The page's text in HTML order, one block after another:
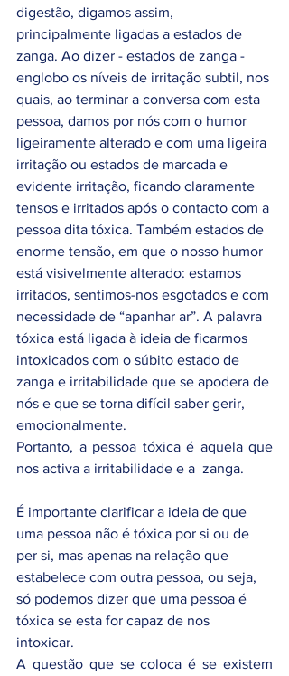
digestão, digamos assim,
principalmente ligadas a estados de
zanga. Ao dizer - estados de zanga -
englobo os níveis de irritação subtil, nos
quais, ao terminar a conversa com esta
pessoa, damos por nós com o humor
ligeiramente alterado e com uma ligeira
irritação ou estados de marcada e
evidente irritação, ficando claramente
tensos e irritados após o contacto com a
pessoa dita tóxica. Também estados de
enorme tensão, em que o nosso humor
está visivelmente alterado: estamos
irritados, sentimos-nos esgotados e com
necessidade de “apanhar ar”. A palavra
tóxica está ligada à ideia de ficarmos
intoxicados com o súbito estado de
zanga e irritabilidade que se apodera de
nós e que se torna difícil saber gerir,
emocionalmente.
Portanto, a pessoa tóxica é aquela que
nos activa a irritabilidade e a  zanga.
É importante clarificar a ideia de que
uma pessoa não é tóxica por si ou de
per si, mas apenas na relação que
estabelece com outra pessoa, ou seja,
só podemos dizer que uma pessoa é
tóxica se esta for capaz de nos
intoxicar.
A questão que se coloca é se existem